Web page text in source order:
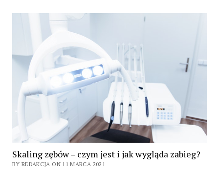
Skaling zębów – czym jest i jak wygląda zabieg?
BY REDAKCJA ON 11 MARCA 2021